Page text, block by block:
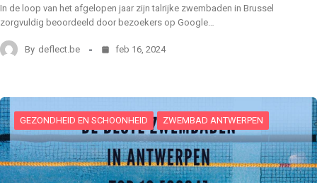
In de loop van het afgelopen jaar zijn talrijke zwembaden in Brussel
zorgvuldig beoordeeld door bezoekers op Google…
By deflect.be feb 16, 2024
GEZONDHEID EN SCHOONHEID ZWEMBAD ANTWERPEN